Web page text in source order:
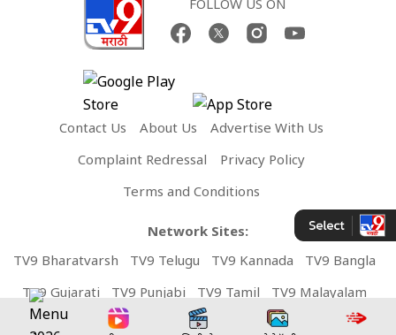
Contact Us About Us
Advertise With Us
Complaint Redressal
Privacy Policy
Terms and Conditions
Network Sites:
TV9 Bharatvarsh
TV9 Telugu TV9 Kannada
TV9 Bangla
TV9 Gujarati
TV9 Punjabi TV9 Tamil
TV9 Malayalam
TV9 UP
News9 LIVE Money9 LIVE